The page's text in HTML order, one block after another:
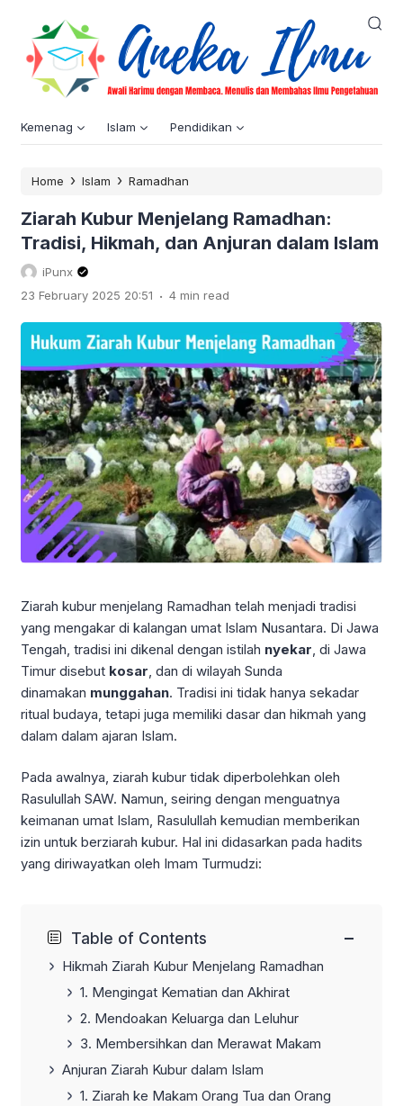
Kemenag Islam Pendidikan
Home › Islam › Ramadhan
Ziarah Kubur Menjelang Ramadhan:
Tradisi, Hikmah, dan Anjuran dalam Islam
iPunx
23 February 2025 20:51 . 4 min read
Ziarah kubur menjelang Ramadhan telah menjadi tradisi
yang mengakar di kalangan umat Islam Nusantara. Di Jawa
Tengah, tradisi ini dikenal dengan istilah nyekar , di Jawa
Timur disebut kosar , dan di wilayah Sunda
dinamakan munggahan. Tradisi ini tidak hanya sekadar
ritual budaya, tetapi juga memiliki dasar dan hikmah yang
dalam dalam ajaran Islam.
Pada awalnya, ziarah kubur tidak diperbolehkan oleh
Rasulullah SAW. Namun, seiring dengan menguatnya
keimanan umat Islam, Rasulullah kemudian memberikan
izin untuk berziarah kubur. Hal ini didasarkan pada hadits
yang diriwayatkan oleh Imam Turmudzi:
Table of Contents −
Hikmah Ziarah Kubur Menjelang Ramadhan
1. Mengingat Kematian dan Akhirat
2. Mendoakan Keluarga dan Leluhur
3. Membersihkan dan Merawat Makam
Anjuran Ziarah Kubur dalam Islam
1. Ziarah ke Makam Orang Tua dan Orang